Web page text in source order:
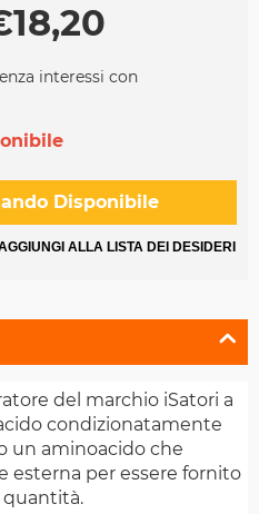
18,20
interessi con
Disponibile
ALLA LISTA DEI DESIDERI
del marchio iSatori a
condizionatamente
un aminoacido che
esterna per essere fornito
quantità.